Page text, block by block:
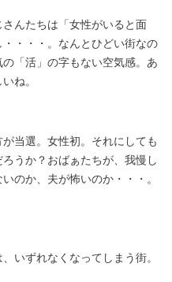
んたちは「女性がいると面
・・・。なんとひどい街なの
「活」の字もない空気感。あ
ね。
当選。女性初。それにしても
うか？おばぁたちが、我慢し
のか、夫が怖いのか・・・。
いずれなくなってしまう街。